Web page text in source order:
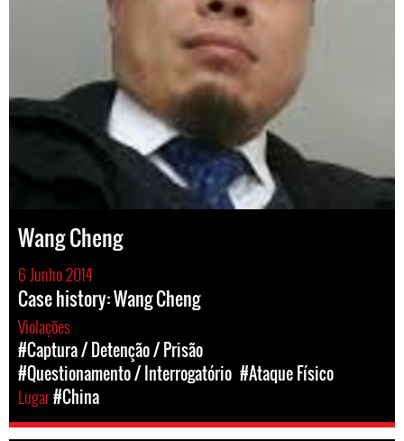
Wang Cheng
6 Junho 2014
Case history: Wang Cheng
Violações
#Captura / Detenção / Prisão
#Questionamento / Interrogatório #Ataque Físico
Lugar#China